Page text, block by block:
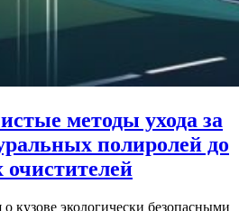
методы ухода за
полиролей до
очистителей
кузове экологически безопасными